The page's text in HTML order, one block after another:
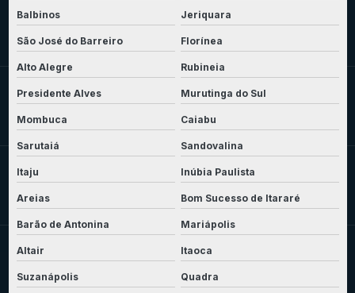
Balbinos Jeriquara
São José do Barreiro Florínea
Alto Alegre Rubineia
Presidente Alves Murutinga do Sul
Mombuca Caiabu
Sarutaiá Sandovalina
Itaju Inúbia Paulista
Areias Bom Sucesso de Itararé
Barão de Antonina Mariápolis
Altair Itaoca
Suzanápolis Quadra